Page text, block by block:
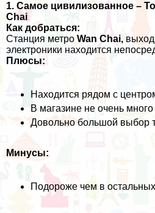
1. Самое цивилизованное –
Chai
Как добраться:
Cтанция метро Wan Chai,
электроники находится
Плюсы:
Находится рядом с
В магазине не очень
Довольно большой выбор
Минусы:
Подороже чем в